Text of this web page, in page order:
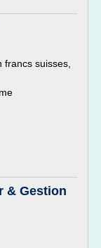
suisses,
& Gestion